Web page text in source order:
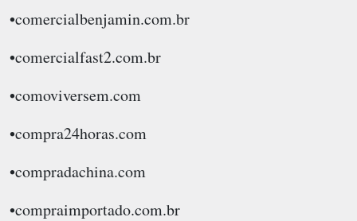
•comercialbenjamin.com.br
•comercialfast2.com.br
•comoviversem.com
•compra24horas.com
•compradachina.com
•compraimportado.com.br